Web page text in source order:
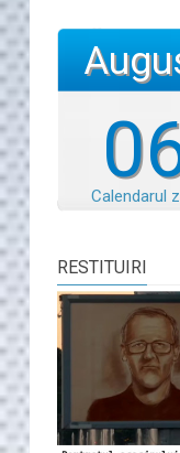
Calendarul
RESTITUIRI